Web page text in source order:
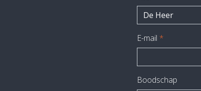
De Heer
E-mail *
Boodschap